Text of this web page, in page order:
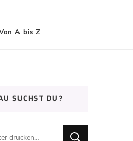
A bis Z
SUCHST DU?